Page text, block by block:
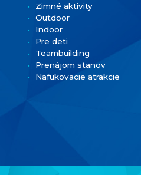
Zimné aktivity
Outdoor
Indoor
Pre deti
Teambuilding
Prenájom stanov
Nafukovacie atrakcie